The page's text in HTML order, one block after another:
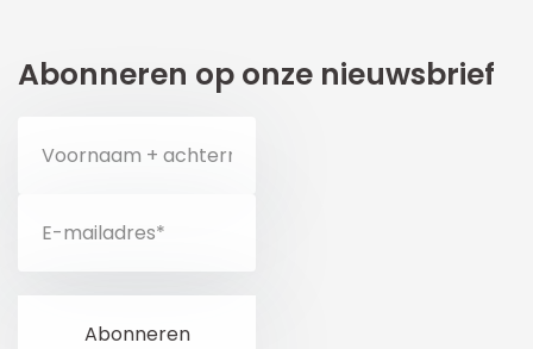
Abonneren op onze nieuwsbrief